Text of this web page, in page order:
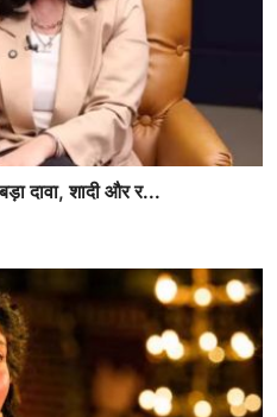
दावा, शादी और र...